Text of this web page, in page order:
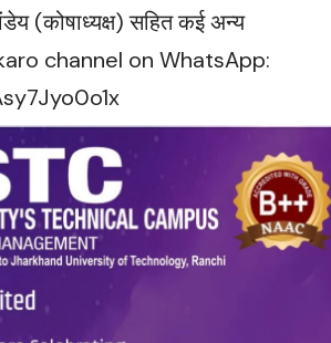
(कोषाध्यक्ष) सहित कई अन्य
channel on WhatsApp: